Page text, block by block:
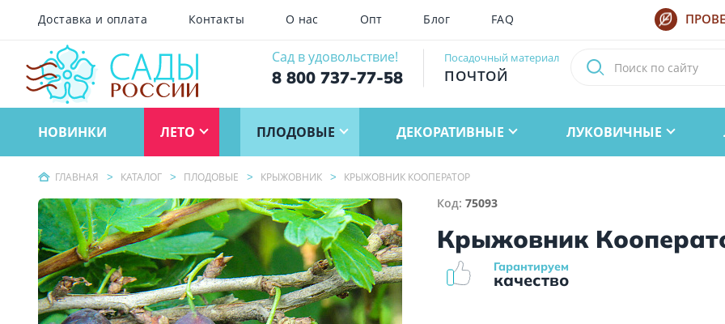
Доставка и оплата Контакты О нас Опт Блог FAQ
Сад в удовольствие!
8 800 737-77-58
Посадочный материал
ПОЧТОЙ
НОВИНКИ ЛЕТО ПЛОДОВЫЕ ДЕКОРАТИВНЫЕ ЛУКОВИЧНЫЕ
ГЛАВНАЯ КАТАЛОГ ПЛОДОВЫЕ КРЫЖОВНИК КРЫЖОВНИК КООПЕРАТОР
Код:75093
Крыжовник
Гарантируем
качество